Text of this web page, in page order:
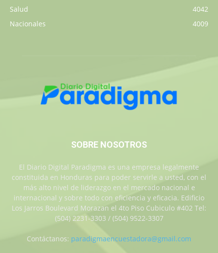
Salud
4042
Nacionales
4009
SOBRE NOSOTROS
El Diario Digital Paradigma es una empresa legalmente
constituida en Honduras para poder servirle a usted, con el
más alto nivel de liderazgo en el mercado nacional e
internacional y sobre todo con eficiencia y eficacia. Edificio
Los Jarros Boulevard Morazan el 4to Piso Cubiculo #402 Tel:
(504) 2231-3303 / (504) 9522-3307
Contáctanos: paradigmaencuestadora@gmail.com